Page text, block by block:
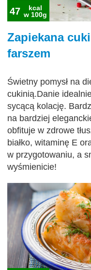
47
kcal
w 100g
Zapiekana
farszem
Świetny pomysł na
cukinią.Danie
sycącą kolację.
na bardziej
obfituje w zdrowe
białko, witaminę E
w przygotowaniu, a
wyśmienicie!